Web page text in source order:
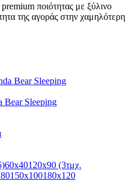
ποιότητας με ξύλινο
της αγοράς στην χαμηλότερη
Bear Sleeping
60x40120x90 (3τμχ.
150x100180x120